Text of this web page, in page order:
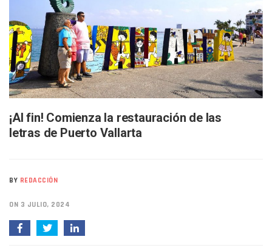
SIOP Moderniza La Casa De La Cultura En Mascota Con
Van Por La Reorganización De Los Archivos Municipales
Estados Unidos Endurece Su Combate Al CJNG Con
Buscan A Wilber Armando Colmenares Márquez,
Melissa Madero Exige Aclarar Sustento Legal De Las
Washington Enfrenta Una Emergencia Ambiental Por
Avanza Plan Para Construir Estadio De Tritones Vallarta;
Mueren Cuatro Personas Tras Explosión De Una Pipa En
Bruno Blancas Lleva El Mensaje De La Cuarta
¡Al fin! Comienza la restauración de las
letras de Puerto Vallarta
BY REDACCIÓN
ON 3 JULIO, 2024